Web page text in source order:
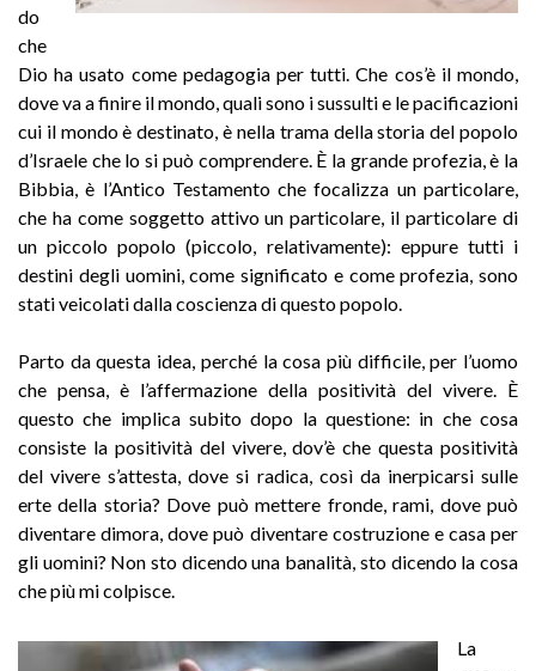
do
che
Dio ha usato come pedagogia per tutti. Che cos’è il mondo,
dove va a finire il mondo, quali sono i sussulti e le pacificazioni
cui il mondo è destinato, è nella trama della storia del popolo
d’Israele che lo si può comprendere. È la grande profezia, è la
Bibbia, è l’Antico Testamento che focalizza un particolare,
che ha come soggetto attivo un particolare, il particolare di
un piccolo popolo (piccolo, relativamente): eppure tutti i
destini degli uomini, come significato e come profezia, sono
stati veicolati dalla coscienza di questo popolo.
Parto da questa idea, perché la cosa più difficile, per l’uomo
che pensa, è l’affermazione della positività del vivere. È
questo che implica subito dopo la questione: in che cosa
consiste la positività del vivere, dov’è che questa positività
del vivere s’attesta, dove si radica, così da inerpicarsi sulle
erte della storia? Dove può mettere fronde, rami, dove può
diventare dimora, dove può diventare costruzione e casa per
gli uomini? Non sto dicendo una banalità, sto dicendo la cosa
che più mi colpisce.
La